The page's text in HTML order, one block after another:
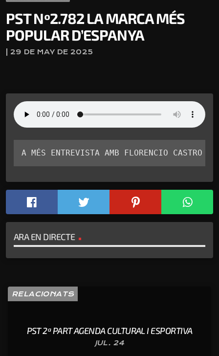
PST Nº2.782 LA MARCA MÉS
POPULAR D’ESPANYA
| 29 DE MAY DE 2025
A MÉS ENTREVISTA AMB FLORENCIO CASTRO
ARA EN DIRECTE
RELACIONATS
PST 2ª PART AGENDA CULTURAL I ESPORTIVA
JUL. 24